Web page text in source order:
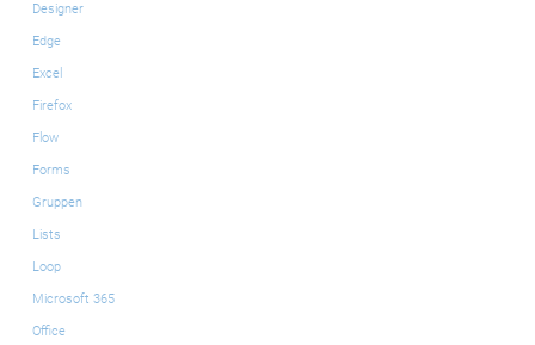
Designer
Edge
Excel
Firefox
Flow
Forms
Gruppen
Lists
Loop
Microsoft 365
Office